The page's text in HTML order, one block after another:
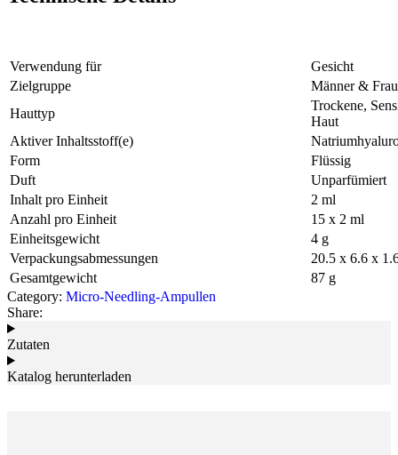
Verwendung für
Gesicht
Zielgruppe
Männer &
Hauttyp
Trockene,
Haut
Aktiver Inhaltsstoff(e)
Form
‎Flüssig
Duft
‎Unparfümiert
Inhalt pro Einheit
2 ml
Anzahl pro Einheit
15 x 2 ml
Einheitsgewicht
4 g
Verpackungsabmessungen
20.5 x 6.6 x
Gesamtgewicht
87 g
Category: Micro-Needling-Ampullen
Share:
Zutaten
Katalog herunterladen